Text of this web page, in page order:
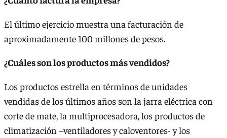
El último ejercicio muestra una facturación de
aproximadamente 100 millones de pesos.
¿Cuáles son los productos más vendidos?
Los productos estrella en términos de unidades
vendidas de los últimos años son la jarra eléctrica con
corte de mate, la multiprocesadora, los productos de
climatización –ventiladores y caloventores- y los